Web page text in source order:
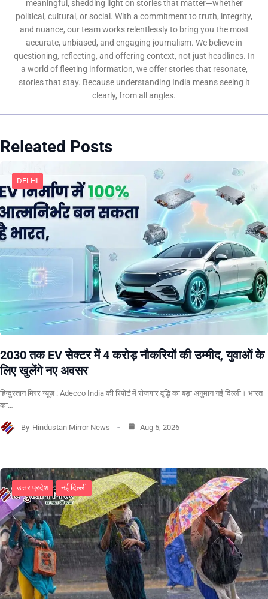
meaningful, shedding light on stories that matter—whether
political, cultural, or social. With a commitment to truth, integrity,
and nuance, our team works relentlessly to bring you the most
accurate, unbiased, and engaging journalism. We believe in
questioning, reflecting, and offering context, not just headlines. In
a world of fleeting information, we offer stories that resonate,
stories that stay. Because understanding India means seeing it
clearly, from all angles.
Releated Posts
DELHI
2030 तक EV सेक्टर में 4 करोड़ नौकरियों की उम्मीद, युवाओं के
लिए खुलेंगे नए अवसर
हिन्दुस्तान मिरर न्यूज़ : Adecco India की रिपोर्ट में रोजगार वृद्धि का बड़ा अनुमान नई दिल्ली। भारत
का…
By Hindustan Mirror News Aug 5, 2026
उत्तर प्रदेश नई दिल्ली